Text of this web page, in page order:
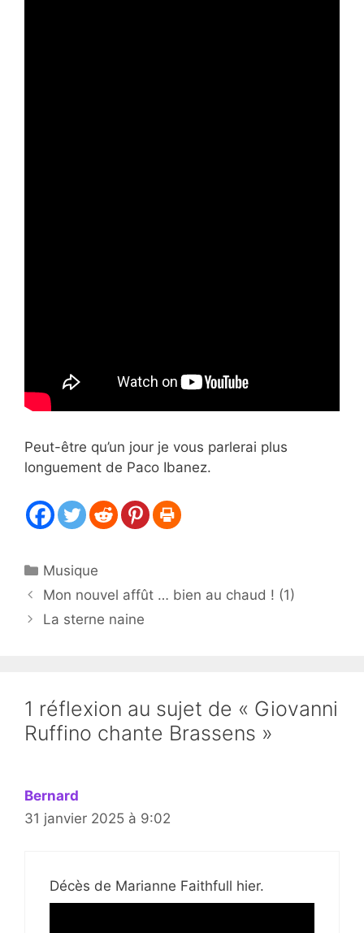
Peut-être qu’un jour je vous parlerai plus
longuement de Paco Ibanez.
Catégories
Musique
Mon nouvel affût … bien au chaud ! (1)
La sterne naine
1 réflexion au sujet de « Giovanni
Ruffino chante Brassens »
Bernard
31 janvier 2025 à 9:02
Décès de Marianne Faithfull hier.